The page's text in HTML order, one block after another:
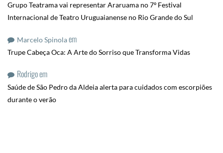
Grupo Teatrama vai representar Araruama no 7º Festival
Internacional de Teatro Uruguaianense no Rio Grande do Sul
Marcelo Spinolaem
Trupe Cabeça Oca: A Arte do Sorriso que Transforma Vidas
Rodrigoem
Saúde de São Pedro da Aldeia alerta para cuidados com escorpiões
durante o verão